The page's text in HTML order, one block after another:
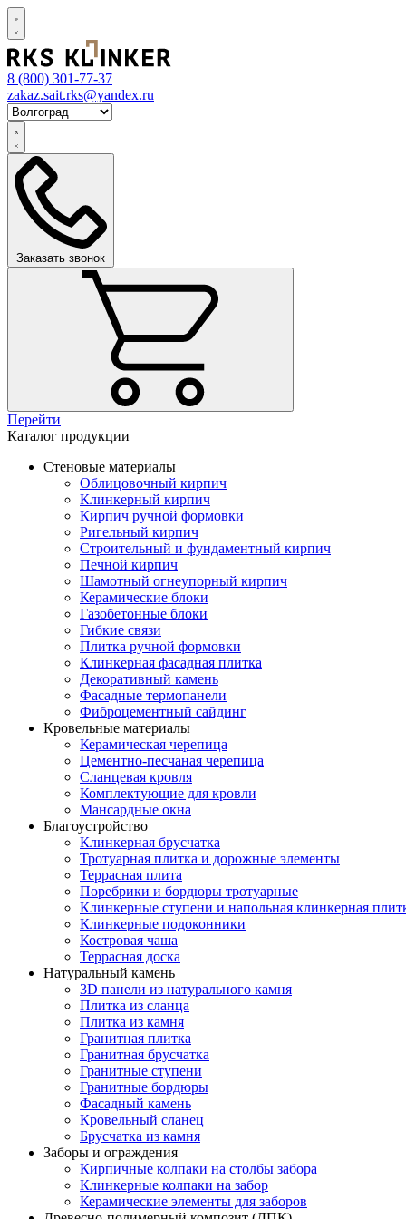
8 (800) 301-77-37
zakaz.sait.rks@yandex.ru
Заказать звонок
Перейти
Каталог продукции
Стеновые материалы
Облицовочный кирпич
Клинкерный кирпич
Кирпич ручной формовки
Ригельный кирпич
Строительный и фундаментный кирпич
Печной кирпич
Шамотный огнеупорный кирпич
Керамические блоки
Газобетонные блоки
Гибкие связи
Плитка ручной формовки
Клинкерная фасадная плитка
Декоративный камень
Фасадные термопанели
Фиброцементный сайдинг
Кровельные материалы
Керамическая черепица
Цементно-песчаная черепица
Сланцевая кровля
Комплектующие для кровли
Мансардные окна
Благоустройство
Клинкерная брусчатка
Тротуарная плитка и дорожные элементы
Террасная плита
Поребрики и бордюры тротуарные
Клинкерные ступени и напольная клинкерная
Клинкерные подоконники
Костровая чаша
Террасная доска
Натуральный камень
3D панели из натурального камня
Плитка из сланца
Плитка из камня
Гранитная плитка
Гранитная брусчатка
Гранитные ступени
Гранитные бордюры
Фасадный камень
Кровельный сланец
Брусчатка из камня
Заборы и ограждения
Кирпичные колпаки на столбы забора
Клинкерные колпаки на забор
Керамические элементы для заборов